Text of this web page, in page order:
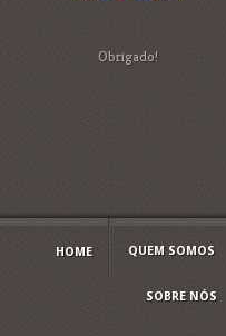
Obrigado!
HOME QUEM SOMOS
SOBRE NÓS